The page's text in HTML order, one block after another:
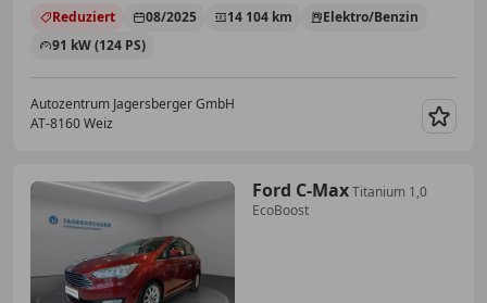
Reduziert 08/2025 14 104 km
Elektro/Benzin
91 kW (124 PS)
Autozentrum Jagersberger GmbH
AT-8160 Weiz
Ford C-MaxTitanium 1,0
EcoBoost